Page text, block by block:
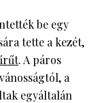
be egy
tette a kezét,
. A páros
a
egyáltalán